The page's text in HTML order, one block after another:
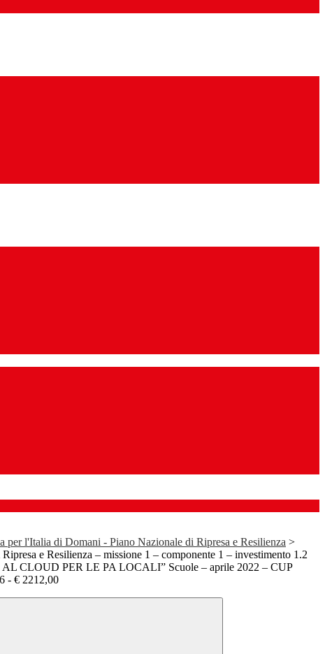
per l'Italia di Domani - Piano Nazionale di Ripresa e Resilienza >
e Resilienza – missione 1 – componente 1 – investimento 1.2
CLOUD PER LE PA LOCALI” Scuole – aprile 2022 – CUP
- € 2212,00